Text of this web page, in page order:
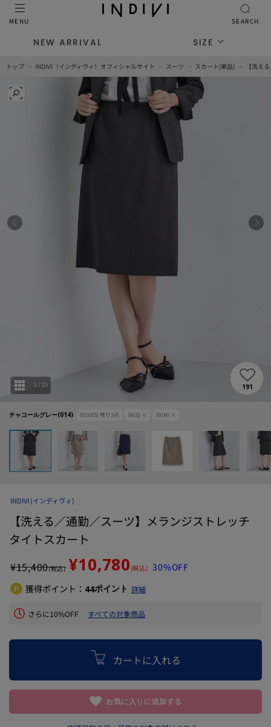
MENU SEARCH
NEW ARRIVAL SIZE
トップ INDIVI（インディヴィ）オフィシャルサイト スーツ スカート(単品) 【洗え
チャコールグレー(014) 05(XXS) 残り 3点 36(S) × 38(M) ×
1 / 23 191
INDIVI (インディヴィ)
【洗える／通勤／スーツ】メランジストレッチ
タイトスカート
¥15,400(税込) ¥10,780 (税込) 30%OFF
獲得ポイント： 44ポイント 詳細
さらに10%OFF すべての対象商品
カートに入れる
お気に入りに追加する